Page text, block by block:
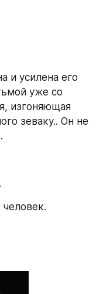
и усилена его
уже со
изгоняющая
зеваку.. Он не